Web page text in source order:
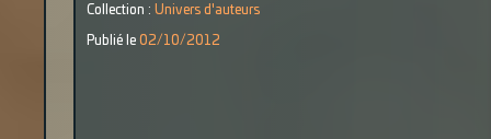
Collection : Univers d'auteurs
Publié le 02/10/2012